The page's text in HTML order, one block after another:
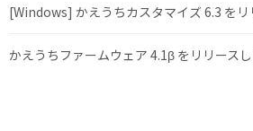
[Windows] かえうちカスタマイズ 6.3 をリ
かえうちファームウェア 4.1β をリリース